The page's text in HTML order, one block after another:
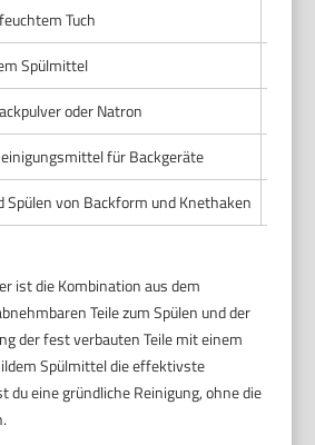
Tuch
Spülmittel
oder Natron
für Backgeräte
Spülen von Backform und Knethaken
ist die Kombination aus dem
Teile zum Spülen und der
der fest verbauten Teile mit einem
Spülmittel die effektivste
du eine gründliche Reinigung, ohne die